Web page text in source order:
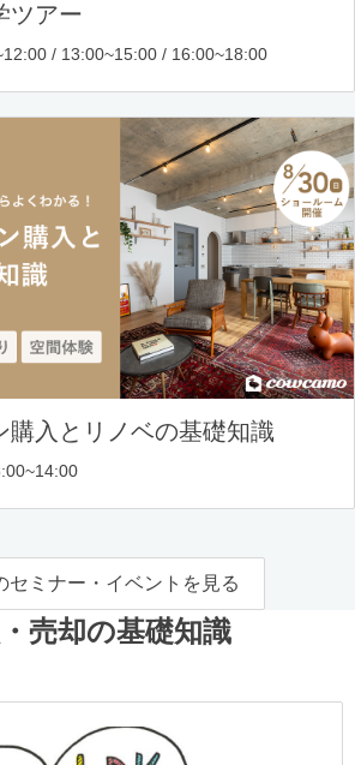
ツアー
/ 13:00~15:00 / 16:00~18:00
購入とリノベの基礎知識
セミナー・イベントを見る
売却の基礎知識